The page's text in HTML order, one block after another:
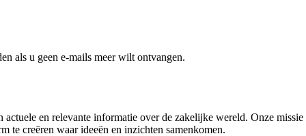
als u geen e-mails meer wilt ontvangen.
en relevante informatie over de zakelijke wereld. Onze missie
te creëren waar ideeën en inzichten samenkomen.